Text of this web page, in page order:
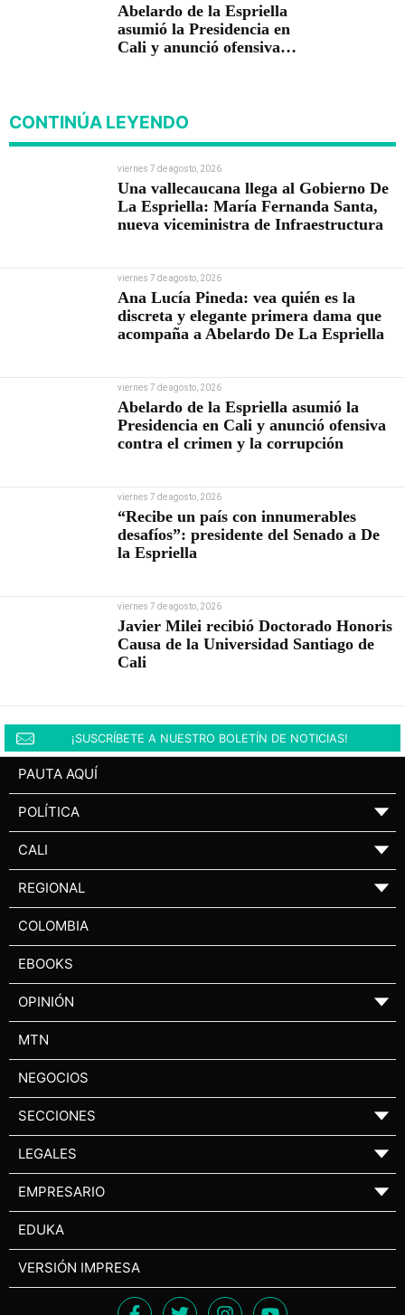
Abelardo de la Espriella
asumió la Presidencia en
Cali y anunció ofensiva
CONTINÚA LEYENDO
viernes 7 de agosto, 2026
Una vallecaucana llega al Gobierno De
La Espriella: María Fernanda Santa,
nueva viceministra de Infraestructura
viernes 7 de agosto, 2026
Ana Lucía Pineda: vea quién es la
discreta y elegante primera dama que
acompaña a Abelardo De La Espriella
viernes 7 de agosto, 2026
Abelardo de la Espriella asumió la
Presidencia en Cali y anunció ofensiva
contra el crimen y la corrupción
viernes 7 de agosto, 2026
“Recibe un país con innumerables
desafíos”: presidente del Senado a De
la Espriella
viernes 7 de agosto, 2026
Javier Milei recibió Doctorado Honoris
Causa de la Universidad Santiago de
Cali
¡SUSCRÍBETE A NUESTRO BOLETÍN DE NOTICIAS!
PAUTA AQUÍ
POLÍTICA ▼
CALI ▼
REGIONAL ▼
COLOMBIA
EBOOKS
OPINIÓN ▼
MTN
NEGOCIOS
SECCIONES ▼
LEGALES ▼
EMPRESARIO ▼
EDUKA
VERSIÓN IMPRESA